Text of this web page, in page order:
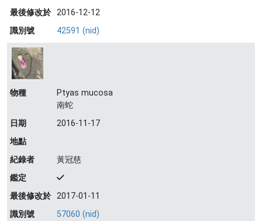
最後修改於 2016-12-12
識別號
42591 (nid)
物種
Ptyas mucosa
南蛇
日期
2016-11-17
地點
紀錄者
黃冠慈
鑑定
最後修改於 2017-01-11
識別號
57060 (nid)